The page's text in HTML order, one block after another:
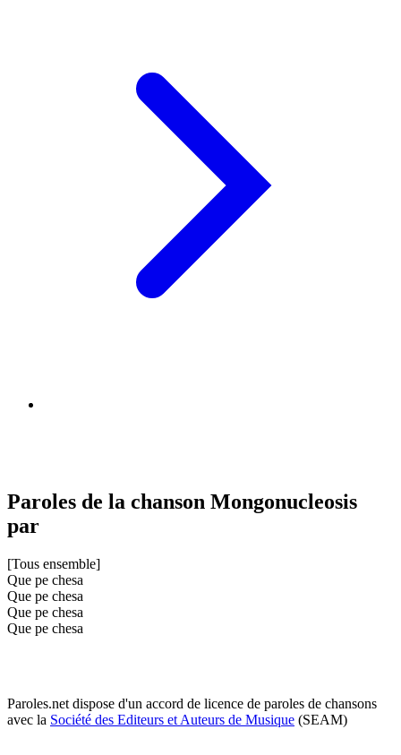
Paroles de la chanson Mongonucleosis
par
[Tous ensemble]
Que pe chesa
Que pe chesa
Que pe chesa
Que pe chesa
Paroles.net dispose d'un accord de licence de paroles de chansons
avec la Société des Editeurs et Auteurs de Musique (SEAM)